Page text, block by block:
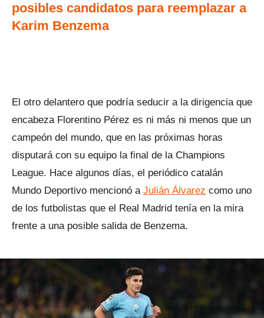
posibles candidatos para reemplazar a
Karim Benzema
El otro delantero que podría seducir a la dirigencia que
encabeza Florentino Pérez es ni más ni menos que un
campeón del mundo, que en las próximas horas
disputará con su equipo la final de la Champions
League. Hace algunos días, el periódico catalán
Mundo Deportivo mencionó a Julián Álvarez como uno
de los futbolistas que el Real Madrid tenía en la mira
frente a una posible salida de Benzema.